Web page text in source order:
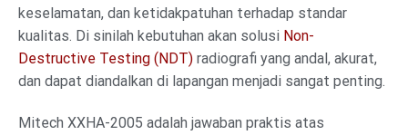
keselamatan, dan ketidakpatuhan terhadap standar
kualitas. Di sinilah kebutuhan akan solusi Non-
Destructive Testing (NDT) radiografi yang andal, akurat,
dan dapat diandalkan di lapangan menjadi sangat penting.
Mitech XXHA-2005 adalah jawaban praktis atas